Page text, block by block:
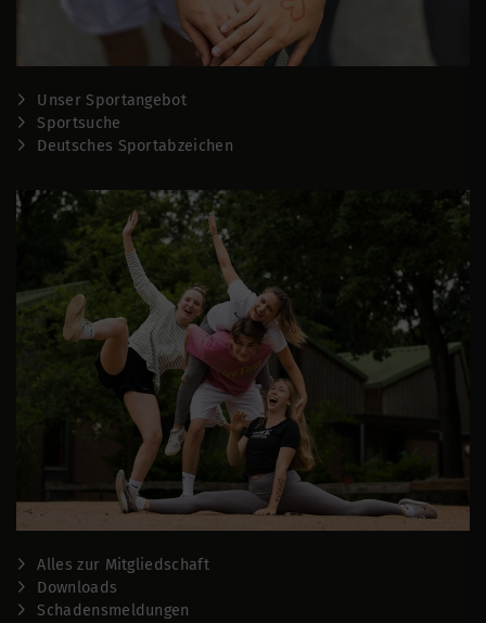
Unser Sportangebot
Sportsuche
Deutsches Sportabzeichen
Alles zur Mitgliedschaft
Downloads
Schadensmeldungen